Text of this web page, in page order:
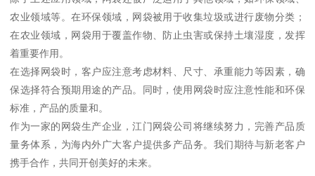
农业领域等。在环保领域，网袋被用于收集垃圾或进行废物分类；
在农业领域，网袋用于覆盖作物、防止虫害或保持土壤湿度，发挥
着重要作用。
在选择网袋时，客户应注意考虑材料、尺寸、承重能力等因素，确
保选择符合预期用途的产品。同时，使用网袋时应注意性能和环保
标准，产品的质量和。
作为一家的网袋生产企业，江门网袋公司将继续努力，完善产品质
量务体系，为海内外广大客户提供多产品务。我们期待与新老客户
携手合作，共同开创美好的未来。